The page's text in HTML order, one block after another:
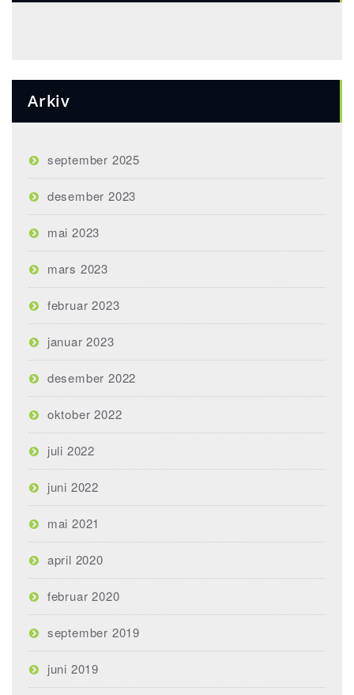
Arkiv
september 2025
desember 2023
mai 2023
mars 2023
februar 2023
januar 2023
desember 2022
oktober 2022
juli 2022
juni 2022
mai 2021
april 2020
februar 2020
september 2019
juni 2019